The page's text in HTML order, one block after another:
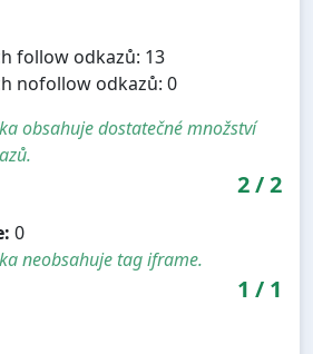
follow odkazů: 13
nofollow odkazů: 0
obsahuje dostatečné množství
2/2
0
neobsahuje tag iframe.
1 / 1